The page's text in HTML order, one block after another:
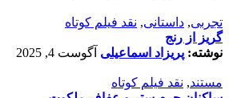
تجربی, داستانی, نقد فیلم کوتاه
گریز از رنج
نوشته: پریزاد اسماعیلی آگوست 4, 2025
مستند, نقد فیلم کوتاه